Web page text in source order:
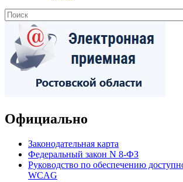
Официально
Законодательная карта
Федеральный закон N 8-ФЗ
Руководство по обеспечению
WCAG